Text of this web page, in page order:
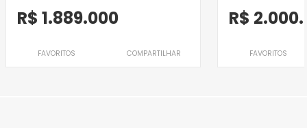
R$ 1.889.000
FAVORITOS COMPARTILHAR
R$
FAVORITOS